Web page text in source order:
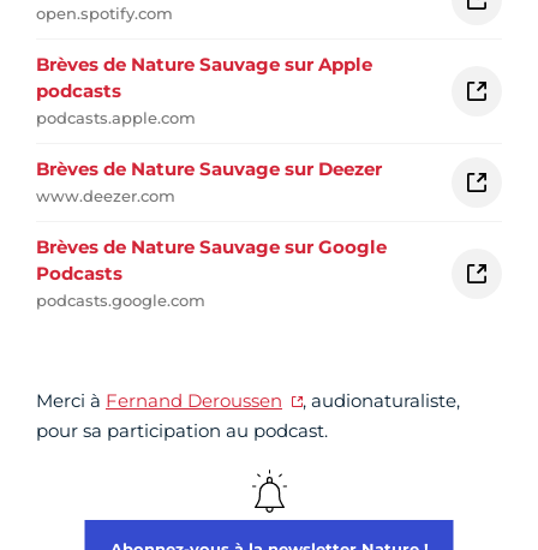
open.spotify.com
Brèves de Nature Sauvage sur Apple
podcasts
podcasts.apple.com
Brèves de Nature Sauvage sur Deezer
www.deezer.com
Brèves de Nature Sauvage sur Google
Podcasts
podcasts.google.com
Merci à Fernand Deroussen
, audionaturaliste,
pour sa participation au podcast.